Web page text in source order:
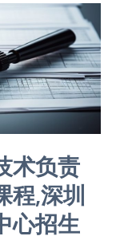
术负责
程,深圳
心招生